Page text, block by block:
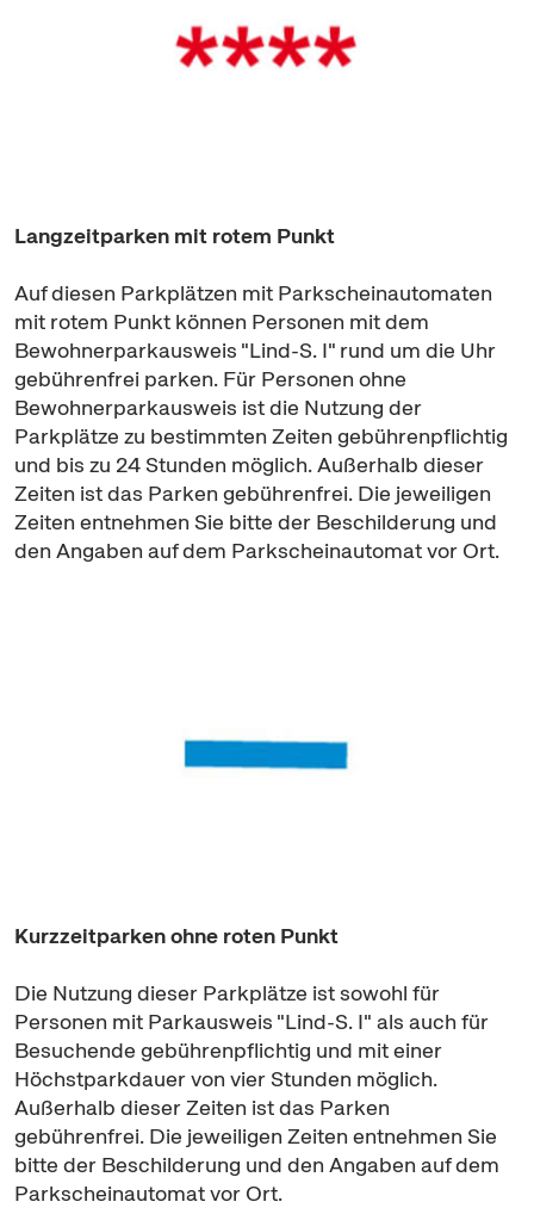
Langzeitparken mit rotem Punkt
Auf diesen Parkplätzen mit Parkscheinautomaten
mit rotem Punkt können Personen mit dem
Bewohnerparkausweis "Lind-S. I" rund um die Uhr
gebührenfrei parken. Für Personen ohne
Bewohnerparkausweis ist die Nutzung der
Parkplätze zu bestimmten Zeiten gebührenpflichtig
und bis zu 24 Stunden möglich. Außerhalb dieser
Zeiten ist das Parken gebührenfrei. Die jeweiligen
Zeiten entnehmen Sie bitte der Beschilderung und
den Angaben auf dem Parkscheinautomat vor Ort.
Kurzzeitparken ohne roten Punkt
Die Nutzung dieser Parkplätze ist sowohl für
Personen mit Parkausweis "Lind-S. I" als auch für
Besuchende gebührenpflichtig und mit einer
Höchstparkdauer von vier Stunden möglich.
Außerhalb dieser Zeiten ist das Parken
gebührenfrei. Die jeweiligen Zeiten entnehmen Sie
bitte der Beschilderung und den Angaben auf dem
Parkscheinautomat vor Ort.